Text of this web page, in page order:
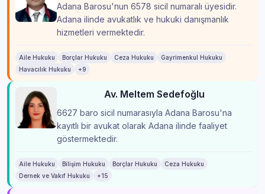
Adana Barosu'nun 6578 sicil numaralı üyesidir.
Adana ilinde avukatlık ve hukuki danışmanlık
hizmetleri vermektedir.
Aile Hukuku Borçlar Hukuku Ceza Hukuku
Gayrimenkul Hukuku
Havacılık Hukuku
+9
Av. Meltem Sedefoğlu
6627 baro sicil numarasıyla Adana Barosu'na
kayıtlı bir avukat olarak Adana ilinde faaliyet
göstermektedir.
Aile Hukuku Bilişim Hukuku Borçlar Hukuku
Ceza Hukuku
Dernek ve Vakıf Hukuku
+15